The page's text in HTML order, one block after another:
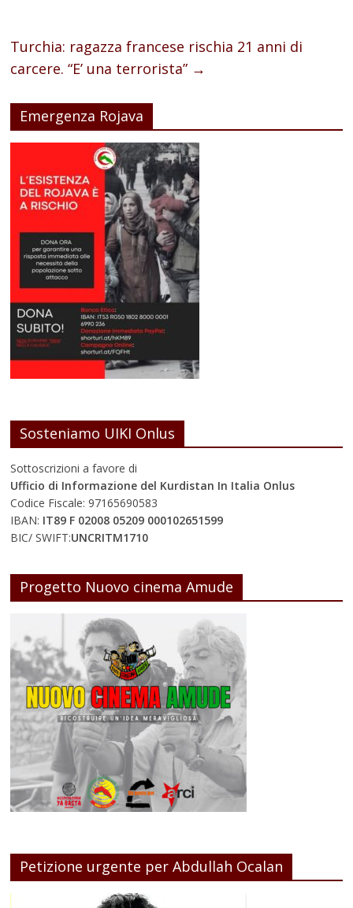
Turchia: ragazza francese rischia 21 anni di
carcere. “E’ una terrorista” →
Emergenza Rojava
Sosteniamo UIKI Onlus
Sottoscrizioni a favore di
Ufficio di Informazione del Kurdistan In Italia Onlus
Codice Fiscale: 97165690583
IBAN: IT89 F 02008 05209 000102651599
BIC/ SWIFT:UNCRITM1710
Progetto Nuovo cinema Amude
Petizione urgente per Abdullah Ocalan